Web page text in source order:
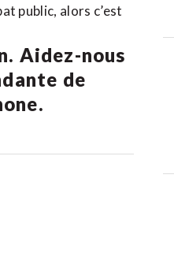
public, alors c’est
Aidez-nous
de